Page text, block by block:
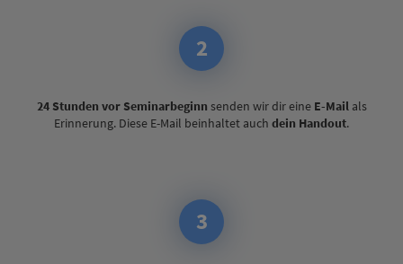
2
24 Stunden vor Seminarbeginn senden wir dir eine E-Mailals
Erinnerung. Diese E-Mail beinhaltet auch dein Handout.
3